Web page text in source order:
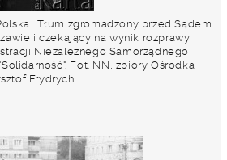
Tłum zgromadzony przed Sądem
i czekający na wynik rozprawy
Niezależnego Samorządnego
Fot. NN, zbiory Ośrodka
Frydrych.